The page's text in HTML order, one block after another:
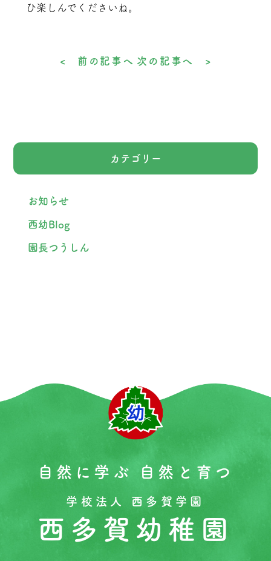
ひ楽しんでくださいね。
< 前の記事へ 次の記事へ >
カテゴリー
お知らせ
西幼Blog
園長つうしん
自然に学ぶ 自然と育つ
学校法人 西多賀学園
西多賀幼稚園